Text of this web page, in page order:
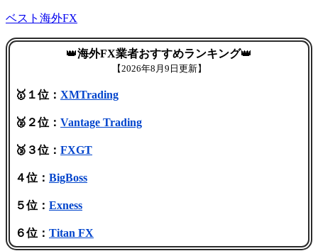
ベスト海外FX
👑海外FX業者おすすめランキング👑
【2026年8月9日更新】
🥇１位： XMTrading
🥈２位： Vantage Trading
🥉３位： FXGT
４位： BigBoss
５位： Exness
６位： Titan FX